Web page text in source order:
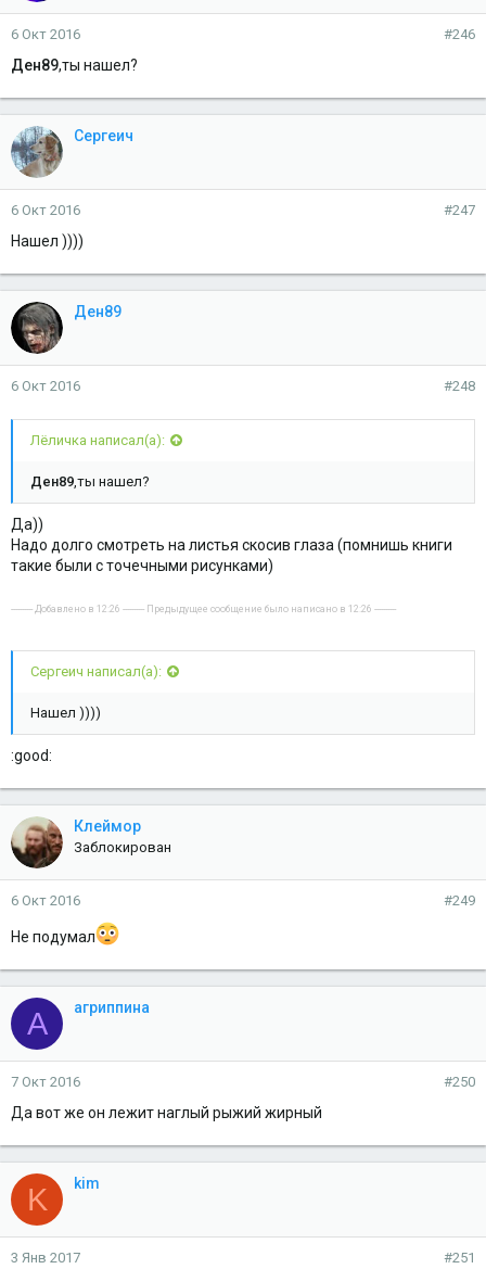
6 Окт 2016 #246
Ден89,ты нашел?
Сергеич
6 Окт 2016 #247
Нашел ))))
Ден89
6 Окт 2016 #248
Лёличка написал(а):
Ден89 ,ты нашел?
Да))
Надо долго смотреть на листья скосив глаза (помнишь книги
такие были с точечными рисунками)
---------- Добавлено в 12:26 ---------- Предыдущее сообщение было написано в 12:26 ----------
Сергеич написал(а):
Нашел ))))
:good:
Клеймор
Заблокирован
6 Окт 2016 #249
Не подумал
А агриппина
7 Окт 2016 #250
Да вот же он лежит наглый рыжий жирный
K kim
3 Янв 2017 #251